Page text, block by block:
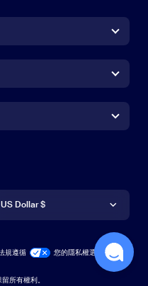
應用程式
US Dollar $
所有權利。
規遵循
您的隱私權選擇